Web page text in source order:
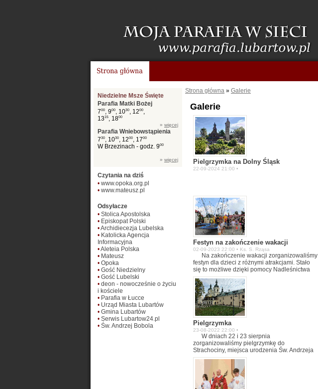
Niedzielne Msze Święte
Parafia Matki Bożej
700, 900, 1030, 1200,
1315, 1800
» więcej
Parafia Wniebowstąpienia
730, 1030, 1200, 1700
W Brzezinach - godz. 900
» więcej
Czytania na dziś
• www.opoka.org.pl
• www.mateusz.pl
Odsyłacze
• Stolica Apostolska
• Episkopat Polski
•Archidiecezja Lubelska
• Katolicka Agencja
Informacyjna
•Aleteia Polska
• Mateusz
• Opoka
• Gość Niedzielny
• Gość Lubelski
• deon - nowocześnie o życiu
i kościele
• Parafia w Łucce
• Urząd Miasta Lubartów
• Gmina Lubartów
• Serwis Lubartow24.pl
• Św. Andrzej Bobola
Strona główna » Galerie
Galerie
Pielgrzymka na Dolny Śląsk
22-09-2024 21:00 •
Festyn na zakończenie wakacji
02-09-2023 22:00 • Ks. S. Rząsa
Na zakończenie wakacji zorganizowaliśmy
festyn dla dzieci z różnymi atrakcjami. Stało
się to możliwe dzięki pomocy Nadleśnictwa
Lubartów, za co bardzo serdecznie
dziekujemy
Pielgrzymka
23-08-2022 22:00 •
W dniach 22 i 23 sierpnia
zorganizowaliśmy pielgrzymkę do
Strachociny, miejsca urodzenia Św. Andrzeja
Boboli. Następnie byliśmy na zaporze w
Solinie, gdzie mieliśmy rejs statkiem.
Nocowaliśmy w domu pielgrzyma i modliliśmy
się w Kalwarii Pacławskiej. Następnego dnia
zwiedzaliśmy z przewodniczką Przemyśl.